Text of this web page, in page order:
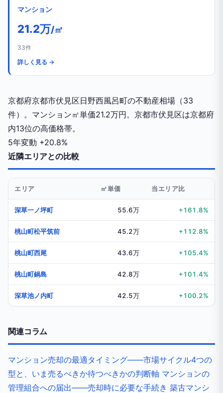
マンション
21.2万/㎡
33件
詳しく見る →
京都府京都市伏見区日野西風呂町の不動産相場（33
件）。マンション㎡単価21.2万円。京都市伏見区は京都府
内13位の高価格帯。
5年変動 +20.8%
近隣エリアとの比較
エリア ㎡単価 当エリア比
深草一ノ坪町 55.6万 +161.8%
桃山町松平筑前 45.2万 +112.8%
桃山町西尾 43.6万 +105.4%
桃山町鍋島 42.8万 +101.4%
深草池ノ内町 42.5万 +100.2%
関連コラム
マンション売却の最適タイミング——市場サイクル4つの
型と、いま売るべきか待つべきかの判断軸 マンションの
管理組合への届出——売却時に必要な手続き 築古マンシ